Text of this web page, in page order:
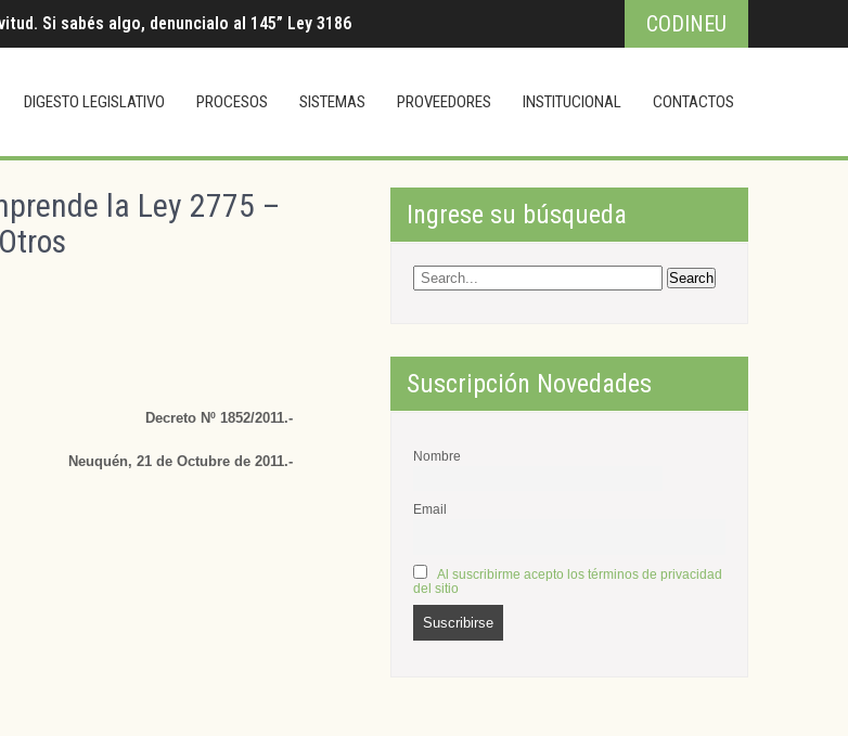
Si sabés algo, denuncialo al 145” Ley 3186 CODINEU
DIGESTO LEGISLATIVO PROCESOS SISTEMAS PROVEEDORES INSTITUCIONAL CONTACTOS
la Ley 2775 –
Decreto Nº 1852/2011.-
Neuquén, 21 de Octubre de 2011.-
Ingrese su búsqueda
Suscripción Novedades
Nombre
Email
Al suscribirme acepto los términos de privacidad
del sitio